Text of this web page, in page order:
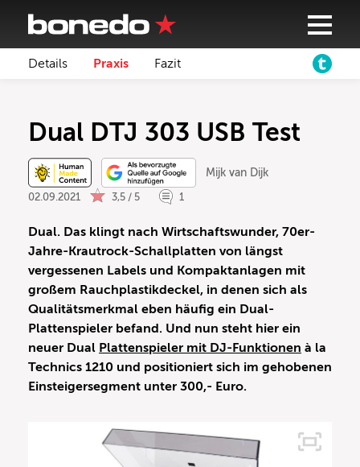
Details Praxis Fazit
Dual DTJ 303 USB Test
Mijk van Dijk
02.09.2021 3,5 / 5 1
Dual. Das klingt nach Wirtschaftswunder, 70er-
Jahre-Krautrock-Schallplatten von längst
vergessenen Labels und Kompaktanlagen mit
großem Rauchplastikdeckel, in denen sich als
Qualitätsmerkmal eben häufig ein Dual-
Plattenspieler befand. Und nun steht hier ein
neuer Dual Plattenspieler mit DJ-Funktionen à la
Technics 1210 und positioniert sich im gehobenen
Einsteigersegment unter 300,- Euro.